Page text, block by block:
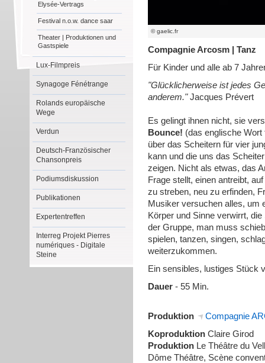
Elysée-Vertrags
Festival n.o.w. dance saar
Theater | Produktionen und
Gastspiele
Lux-Filmpreis
Synagoge Fénétrange
Rolands europäische
Wege
Verdun
Deutsch-Französischer
Chansonpreis
Podiumsdiskussion
Publikationen
Expertentreffen
Interreg Projekt Pierres
numériques - Digitale
Steine
© gaelic.fr
Compagnie Arcosm | Tanz
Für Kinder und alle ab 7
"Glücklicherweise ist jedes
anderem."Jacques Prévert
Es gelingt ihnen nicht, sie
Bounce! (das englische Wort
über das Scheitern für vier
kann und die uns das
zeigen. Nicht als etwas, das
Frage stellt, einen antreibt,
zu streben, neu zu erfinden,
Musiker versuchen alles, um
Körper und Sinne verwirrt,
der Gruppe, man muss
spielen, tanzen, singen,
weiterzukommen.
Ein sensibles, lustiges Stück
Dauer - 55 Min.
Produktion
Compagnie
Koproduktion Claire Girod
Produktion Le Théâtre du
Dôme Théâtre, Scène